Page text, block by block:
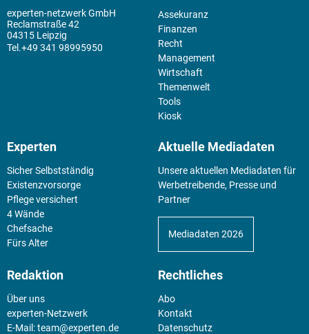
experten-netzwerk GmbH
Reclamstraße 42
04315 Leipzig
+49 341 98995950
Assekuranz
Finanzen
Recht
Management
Wirtschaft
Themenwelt
Tools
Kiosk
Experten
Sicher Selbstständig
Existenz­vorsorge
Pflege versichert
4 Wände
Chefsache
Fürs Alter
Aktuelle Mediadaten
Unsere aktuellen Mediadaten für
Werbetreibende, Presse und
Partner
Mediadaten 2026
Redaktion
Über uns
experten-Netzwerk
E-Mail:team@experten.de
Rechtliches
Abo
Kontakt
Datenschutz